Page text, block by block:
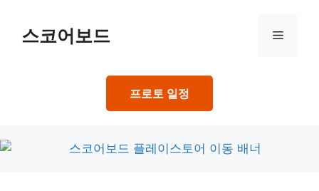
content스코어보드 Menu
프로토 일정